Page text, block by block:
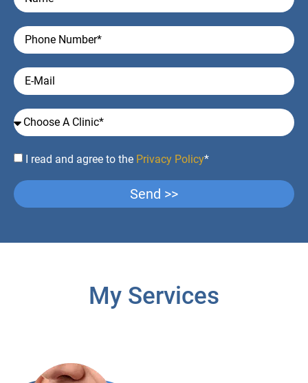
I read and agree to the Privacy Policy*
Send >>
My Services